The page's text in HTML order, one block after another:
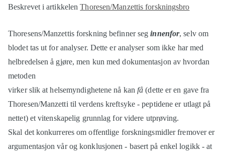
Beskrevet i artikkelenThoresen/Manzettis forskningsbro
Thoresens/Manzettis forskning befinner seginnenfor, selv om
blodet tas ut for analyser. Dette er analyser som ikke har med
helbredelsen å gjøre, men kun med dokumentasjon av hvordan
metoden
virker slik at helsemyndighetene nå kan få (dette er en gave fra
Thoresen/Manzetti til verdens kreftsyke - peptidene er utlagt på
nettet) et vitenskapelig grunnlag for videre utprøving.
Skal det konkurreres om offentlige forskningsmidler fremover er
argumentasjon vår og konklusjonen - basert på enkel logikk - at